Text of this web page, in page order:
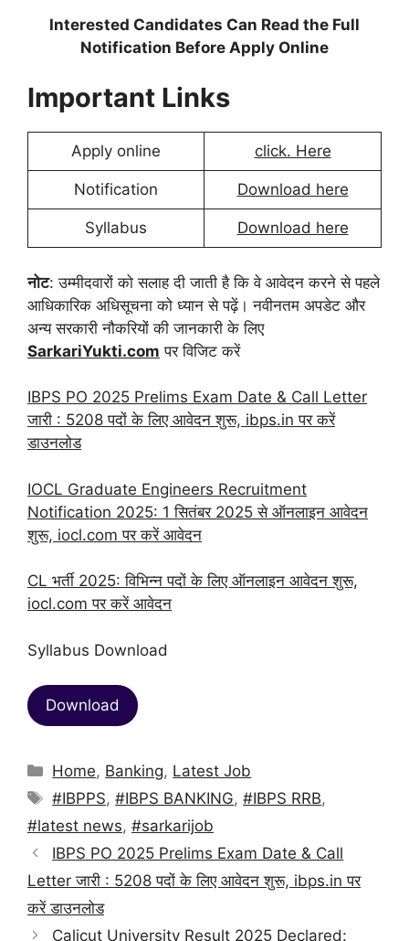
Interested Candidates Can Read the Full
Notification Before Apply Online
Important Links
Apply online click. Here
Notification Download here
Syllabus Download here
नोट: उम्मीदवारों को सलाह दी जाती है कि वे आवेदन करने से पहले
आधिकारिक अधिसूचना को ध्यान से पढ़ें। नवीनतम अपडेट और
अन्य सरकारी नौकरियों की जानकारी के लिए
SarkariYukti.com पर विजिट करें
IBPS PO 2025 Prelims Exam Date & Call Letter
जारी : 5208 पदों के लिए आवेदन शुरू, ibps.in पर करें
डाउनलोड
IOCL Graduate Engineers Recruitment
Notification 2025: 1 सितंबर 2025 से ऑनलाइन आवेदन
शुरू, iocl.com पर करें आवेदन
CL भर्ती 2025: विभिन्न पदों के लिए ऑनलाइन आवेदन शुरू,
iocl.com पर करें आवेदन
Syllabus Download
Download
Categories
Home, Banking, Latest Job
Tags
#IBPPS,#IBPS BANKING,#IBPS RRB,
#latest news, #sarkarijob
IBPS PO 2025 Prelims Exam Date & Call
Letter जारी : 5208 पदों के लिए आवेदन शुरू, ibps.in पर
करें डाउनलोड
Calicut University Result 2025 Declared: